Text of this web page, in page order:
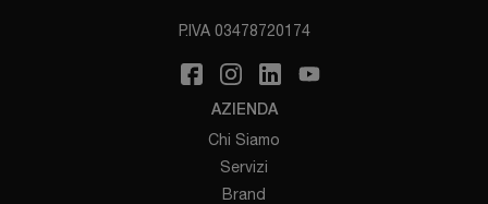
P.IVA 03478720174
AZIENDA
Chi Siamo
Servizi
Brand